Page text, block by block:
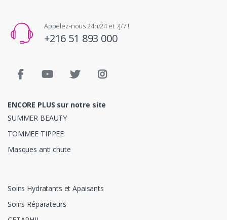
Appelez-nous 24h/24 et 7j/7 !
+216 51 893 000
ENCORE PLUS sur notre site
SUMMER BEAUTY
TOMMEE TIPPEE
Masques anti chute
Soins Hydratants et Apaisants
Soins Réparateurs